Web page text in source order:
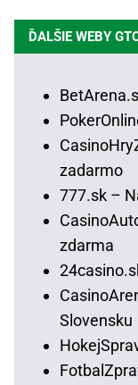
ĎALŠIE WEBY
zadarmo
777.sk –
zdarma
Slovensku